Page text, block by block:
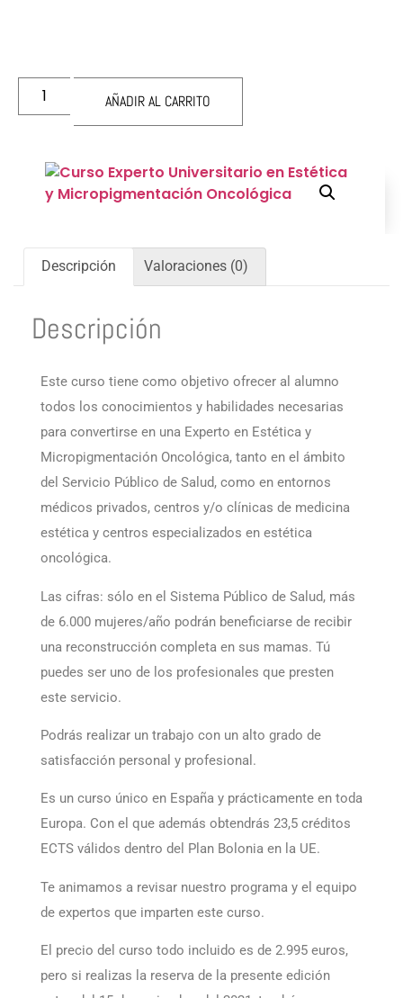
AÑADIR AL CARRITO
Descripción Valoraciones (0)
Descripción
Este curso tiene como objetivo ofrecer al alumno
todos los conocimientos y habilidades necesarias
para convertirse en una Experto en Estética y
Micropigmentación Oncológica, tanto en el ámbito
del Servicio Público de Salud, como en entornos
médicos privados, centros y/o clínicas de medicina
estética y centros especializados en estética
oncológica.
Las cifras: sólo en el Sistema Público de Salud, más
de 6.000 mujeres/año podrán beneficiarse de recibir
una reconstrucción completa en sus mamas. Tú
puedes ser uno de los profesionales que presten
este servicio.
Podrás realizar un trabajo con un alto grado de
satisfacción personal y profesional.
Es un curso único en España y prácticamente en toda
Europa. Con el que además obtendrás 23,5 créditos
ECTS válidos dentro del Plan Bolonia en la UE.
Te animamos a revisar nuestro programa y el equipo
de expertos que imparten este curso.
El precio del curso todo incluido es de 2.995 euros,
pero si realizas la reserva de la presente edición